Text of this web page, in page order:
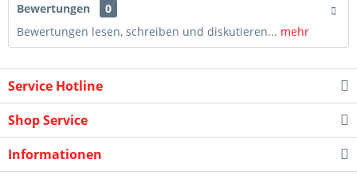
Bewertungen
0
Bewertungen lesen, schreiben und diskutieren... mehr
Service Hotline
Shop Service
Informationen